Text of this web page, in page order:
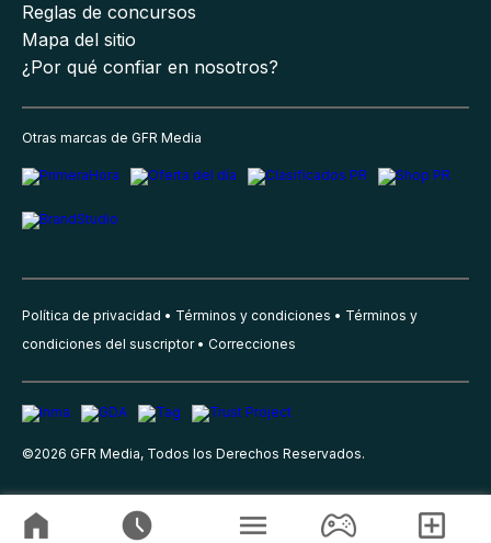
Reglas de concursos
Mapa del sitio
¿Por qué confiar en nosotros?
Otras marcas de GFR Media
Política de privacidad Términos y condiciones
Términos y
condiciones del suscriptor
Correcciones
©2026 GFR Media, Todos los Derechos Reservados.